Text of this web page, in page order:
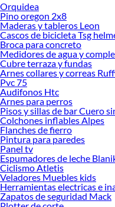
Orquidea
Pino oregon 2x8
Maderas y tableros Leon
Cascos de bicicleta Tsg
Broca para concreto
Medidores de agua y
Cubre terraza y fundas
Arnes collares y correas
Pvc 75
Audifonos Htc
Arnes para perros
Pisos y sillas de bar Cuero
Colchones inflables Alpes
Flanches de fierro
Pintura para paredes
Panel tv
Espumadores de leche
Ciclismo Atletis
Veladores Muebles kids
Herramientas electricas e
Zapatos de seguridad Mack